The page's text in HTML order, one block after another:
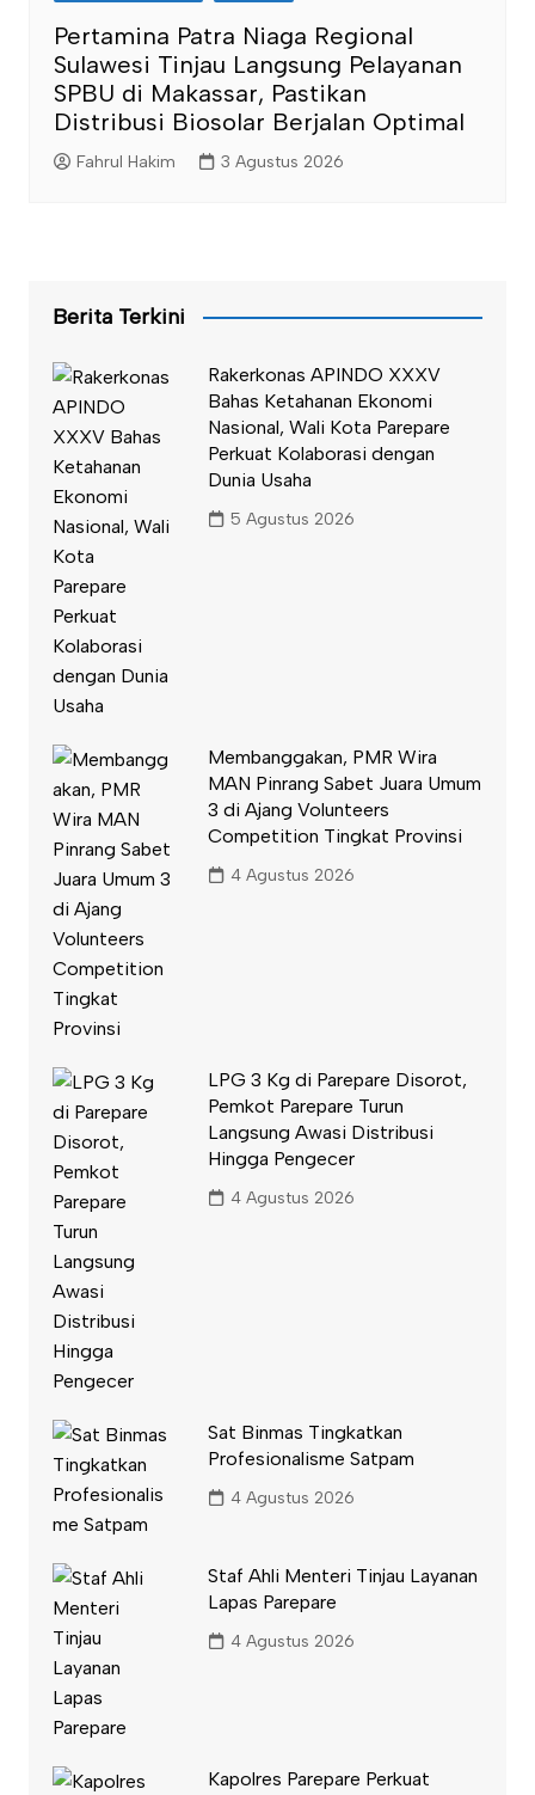
Pertamina Patra Niaga Regional
Sulawesi Tinjau Langsung Pelayanan
SPBU di Makassar, Pastikan
Distribusi Biosolar Berjalan Optimal
Fahrul Hakim 3 Agustus 2026
Berita Terkini
Rakerkonas APINDO XXXV
Bahas Ketahanan Ekonomi
Nasional, Wali Kota Parepare
Perkuat Kolaborasi dengan
Dunia Usaha
5 Agustus 2026
Membanggakan, PMR Wira
MAN Pinrang Sabet Juara Umum
3 di Ajang Volunteers
Competition Tingkat Provinsi
4 Agustus 2026
LPG 3 Kg di Parepare Disorot,
Pemkot Parepare Turun
Langsung Awasi Distribusi
Hingga Pengecer
4 Agustus 2026
Sat Binmas Tingkatkan
Profesionalisme Satpam
4 Agustus 2026
Staf Ahli Menteri Tinjau Layanan
Lapas Parepare
4 Agustus 2026
Kapolres Parepare Perkuat